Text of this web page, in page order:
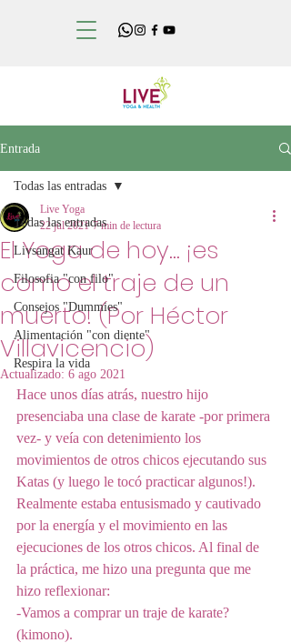
Entrada
Todas las entradas
Livsangat Kaur
Filosofia "con filo"
Consejos "Dummies"
Alimentación "con diente"
Respira la vida
Todas las entradas
El Yoga de hoy... ¡es
como el traje de un
muerto! (Por Héctor
Villavicencio)
Live Yoga
22 jul 2021 7 min de lectura
Actualizado: 6 ago 2021
Hace unos días atrás, nuestro hijo
presenciaba una clase de karate -por primera
vez- y veía con detenimiento los
movimientos de otros chicos ejecutando sus
Katas (y luego le tocó practicar algunos!).
Realmente estaba entusismado y cautivado
por la energía y el movimiento en las
ejecuciones de los otros chicos. Al final de
la práctica, me hizo una pregunta que me
hizo reflexionar:
-Vamos a comprar un traje de karate?
(kimono).